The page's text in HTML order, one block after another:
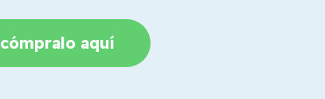
cómpralo aquí